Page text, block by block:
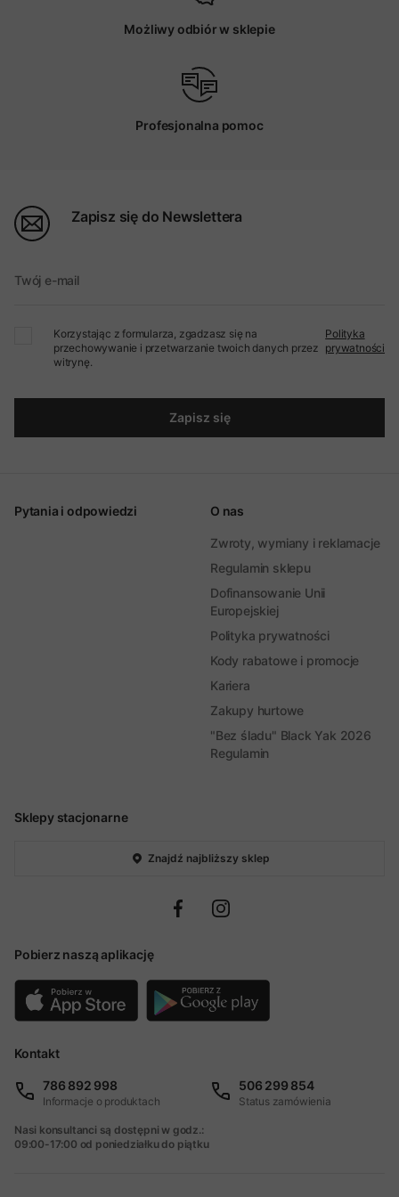
Możliwy odbiór w sklepie
Profesjonalna pomoc
Zapisz się do Newslettera
Twój e-mail
Korzystając z formularza, zgadzasz się na
przechowywanie i przetwarzanie twoich danych przez
witrynę.
Polityka
prywatności
Zapisz się
Sklepy stacjonarne
Znajdź najbliższy sklep
Pobierz naszą aplikację
Pytania i odpowiedzi O nas
Zwroty, wymiany i reklamacje
Regulamin sklepu
Dofinansowanie Unii
Europejskiej
Polityka prywatności
Kody rabatowe i promocje
Kariera
Zakupy hurtowe
"Bez śladu" Black Yak 2026
Regulamin
Kontakt
786 892 998
Informacje o produktach
506 299 854
Status zamówienia
Nasi konsultanci są dostępni w godz.:
09:00-17:00 od poniedziałku do piątku